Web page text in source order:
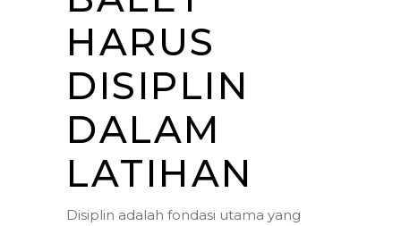
HARUS
DISIPLIN
DALAM
LATIHAN
Disiplin adalah fondasi utama yang